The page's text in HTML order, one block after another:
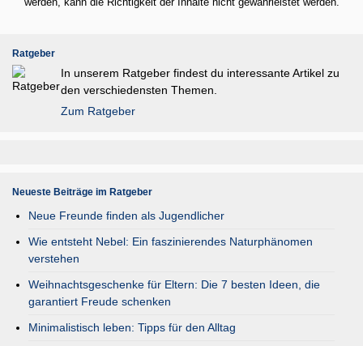
Ratgeber
In unserem Ratgeber findest du interessante Artikel zu
den verschiedensten Themen.
Zum Ratgeber
Neueste Beiträge im Ratgeber
Neue Freunde finden als Jugendlicher
Wie entsteht Nebel: Ein faszinierendes Naturphänomen
verstehen
Weihnachtsgeschenke für Eltern: Die 7 besten Ideen, die
garantiert Freude schenken
Minimalistisch leben: Tipps für den Alltag